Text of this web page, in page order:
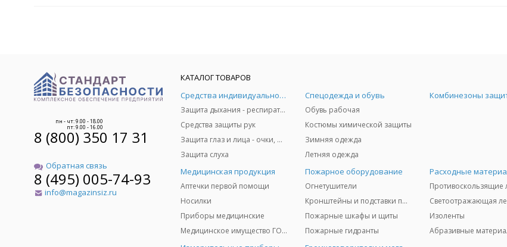
пн - чт: 9.00 - 18.00
пт: 9.00 - 16.00
8 (800) 350 17 31
Обратная связь
8 (495) 005-74-93
info@magazinsiz.ru
КАТАЛОГ ТОВАРОВ
Средства индивидуальной защиты
Защита дыхания - респираторы, противогазы, фильтры, дозиметры
Средства защиты рук
Защита глаз и лица - очки, щитки
Защита слуха
Спецодежда и обувь
Обувь рабочая
Костюмы химической защиты
Зимняя одежда
Летняя одежда
Комбинезоны
Медицинская продукция
Аптечки первой помощи
Носилки
Приборы медицинские
Медицинское имущество ГО и ЧС
Пожарное оборудование
Огнетушители
Кронштейны и подставки под огнетушители
Пожарные шкафы и щиты
Пожарные гидранты
Расходные
Светоотражающая
Изоленты
Абразивные